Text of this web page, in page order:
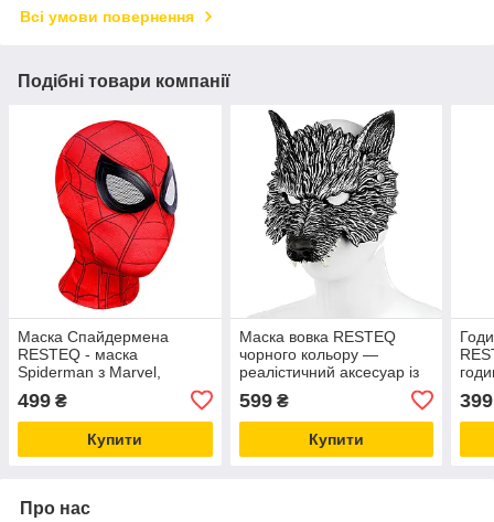
Всі умови повернення
Подібні товари компанії
Маска Спайдермена
RESTEQ - маска
Spiderman з Marvel,
аксесуар для косплею,
вечірок і Геловіну
499 ₴
Купити
Маска вовка RESTEQ
чорного кольору —
реалістичний аксесуар із
поліуретанової піни для
костюмів, свят та
фотосесій
599₴
Купити
399
Про нас